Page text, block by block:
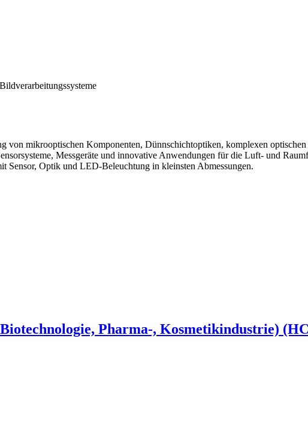
mikrooptischen Komponenten, Dünnschichtoptiken, komplexen
Messgeräte und innovative Anwendungen für die Luft- und
Sensor, Optik und LED-Beleuchtung in kleinsten Abmessungen.
Pharma-, Kosmetikindustrie)